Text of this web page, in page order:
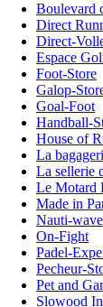
Boulevard
Direct
Direct-
Espace
Foot-Store
Galop-
Goal-Foot
Handball-
House of
La
La sellerie
Le Motard
Made in
Nauti-wave
On-Fight
Padel-
Pecheur-
Pet and
Slowood